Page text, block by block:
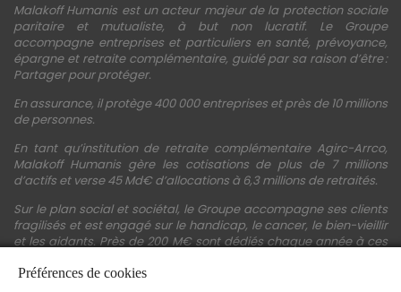
Malakoff Humanis est un acteur majeur de la protection sociale
paritaire et mutualiste, à but non lucratif. Le Groupe
accompagne entreprises et particuliers en santé, prévoyance,
épargne et retraite complémentaire, guidé par sa raison d’être :
Partager pour protéger.
En assurance, il protège 400 000 entreprises et près de 10 millions
de personnes.
En tant qu’institution de retraite complémentaire Agirc-Arrco,
Malakoff Humanis gère les cotisations de plus de 7 millions
d’actifs et verse 45 Md€ d’allocations à 6,3 millions de retraités.
Sur le plan social et sociétal, le Groupe accompagne ses clients
fragilisés et est engagé sur le handicap, le cancer, le bien-vieillir
et les aidants. Près de 200 M€ sont dédiés chaque année à ces
Préférences de cookies